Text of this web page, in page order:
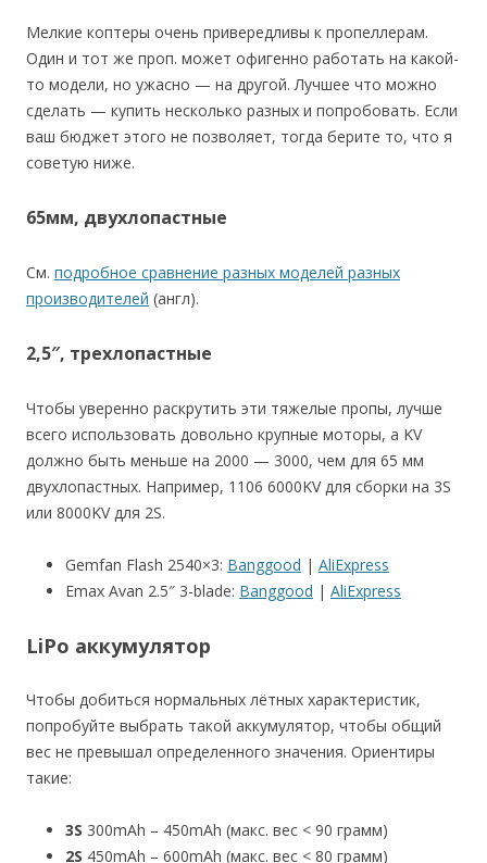
Мелкие коптеры очень привередливы к пропеллерам.
Один и тот же проп. может офигенно работать на какой-
то модели, но ужасно — на другой. Лучшее что можно
сделать — купить несколько разных и попробовать. Если
ваш бюджет этого не позволяет, тогда берите то, что я
советую ниже.
65мм, двухлопастные
См. подробное сравнение разных моделей разных
производителей (англ).
2,5″, трехлопастные
Чтобы уверенно раскрутить эти тяжелые пропы, лучше
всего использовать довольно крупные моторы, а KV
должно быть меньше на 2000 — 3000, чем для 65 мм
двухлопастных. Например, 1106 6000KV для сборки на 3S
или 8000KV для 2S.
Gemfan Flash 2540×3: Banggood | AliExpress
Emax Avan 2.5″ 3-blade: Banggood | AliExpress
LiPo аккумулятор
Чтобы добиться нормальных лётных характеристик,
попробуйте выбрать такой аккумулятор, чтобы общий
вес не превышал определенного значения. Ориентиры
такие:
3S 300mAh – 450mAh (макс. вес < 90 грамм)
2S 450mAh – 600mAh (макс. вес < 80 грамм)